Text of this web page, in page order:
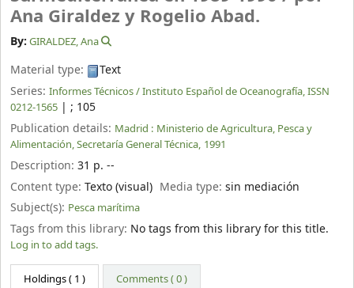
Ana Giraldez y Rogelio Abad.
By: GIRALDEZ, Ana
Material type:
Text
Series: Informes Técnicos / Instituto Español de Oceanografía, ISSN
0212-1565 | ; 105
Publication details: Madrid : Ministerio de Agricultura, Pesca y
Alimentación, Secretaría General Técnica, 1991
Description: 31 p. --
Content type: Texto (visual) Media type:sin mediación
Subject(s): Pesca marítima
Tags from this library: No tags from this library for this title.
Log in to add tags.
Holdings( 1 ) Comments ( 0 )